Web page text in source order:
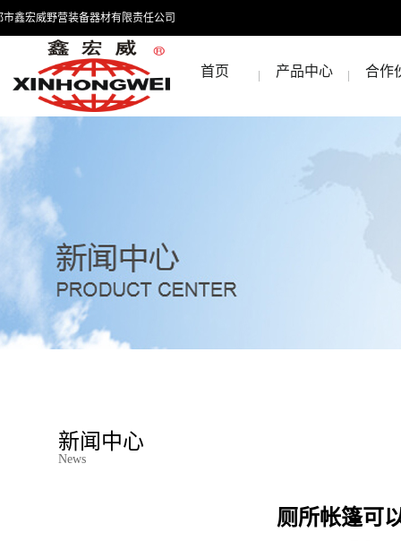
市鑫宏威野营装备器材有限责任公司
首页 产品中心 合作
新闻中心
News
厕所帐篷可